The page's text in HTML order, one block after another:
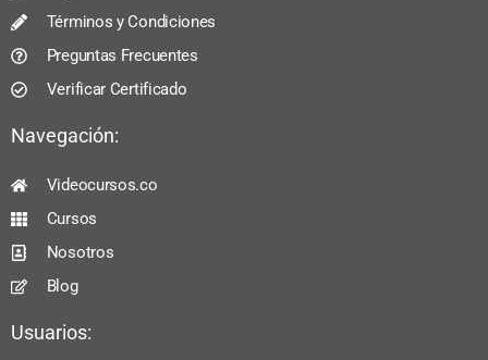
Términos y Condiciones
Preguntas Frecuentes
Verificar Certificado
Navegación:
Videocursos.co
Cursos
Nosotros
Blog
Usuarios: